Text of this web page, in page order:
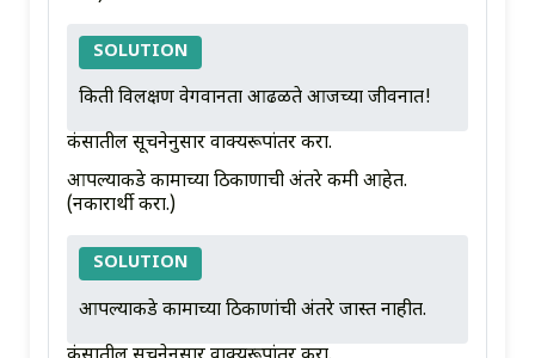
SOLUTION
किती विलक्षण वेगवानता आढळते आजच्या जीवनात!
कंसातील सूचनेनुसार वाक्यरूपांतर करा.
आपल्याकडे कामाच्या ठिकाणाची अंतरे कमी आहेत.
(नकारार्थी करा.)
SOLUTION
आपल्याकडे कामाच्या ठिकाणांची अंतरे जास्त नाहीत.